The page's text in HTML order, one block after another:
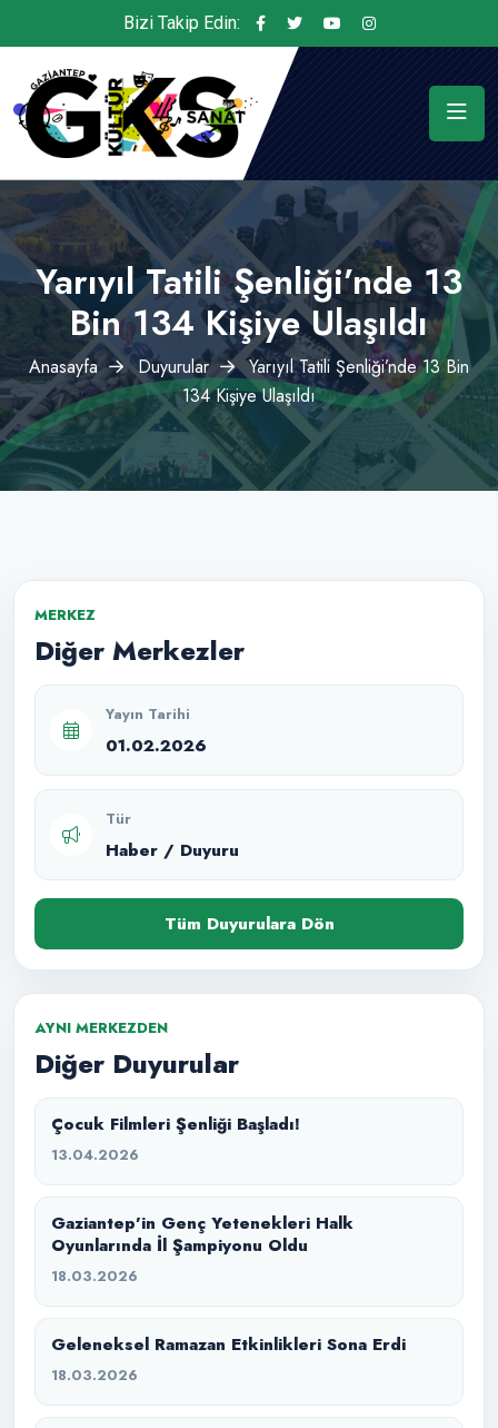
Bizi Takip Edin:
Yarıyıl Tatili Şenliği’nde 13
Bin 134 Kişiye Ulaşıldı
Anasayfa Duyurular
Yarıyıl Tatili Şenliği’nde 13 Bin
134 Kişiye Ulaşıldı
MERKEZ
Diğer Merkezler
Yayın Tarihi
01.02.2026
Tür
Haber / Duyuru
Tüm Duyurulara Dön
AYNI MERKEZDEN
Diğer Duyurular
Çocuk Filmleri Şenliği Başladı!
13.04.2026
Gaziantep’in Genç Yetenekleri Halk
Oyunlarında İl Şampiyonu Oldu
18.03.2026
Geleneksel Ramazan Etkinlikleri Sona Erdi
18.03.2026